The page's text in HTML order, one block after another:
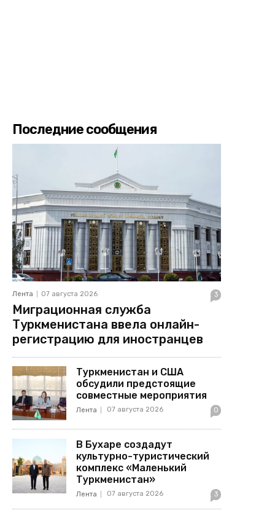
Последние сообщения
Лента 07 августа 2026 3
Миграционная служба
Туркменистана ввела онлайн-
регистрацию для иностранцев
Туркменистан и США
обсудили предстоящие
совместные мероприятия
Лента 07 августа 2026 0
В Бухаре создадут
культурно-туристический
комплекс «Маленький
Туркменистан»
Лента 07 августа 2026 3